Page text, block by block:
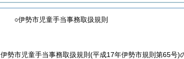
○伊勢市児童手当事務取扱規則
伊勢市児童手当事務取扱規則(平成17年伊勢市規則第65号)